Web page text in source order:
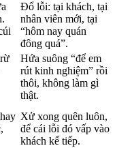
Đổ lỗi: tại khách, tại
nhân viên mới, tại
“hôm nay quán
đông quá”.
Hứa suông “để em
rút kinh nghiệm” rồi
thôi, không làm gì
thật.
Xử xong quên luôn,
để cái lỗi đó vấp vào
khách kế tiếp.